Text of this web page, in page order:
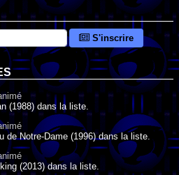
S'inscrire
(1988) dans la liste.
Notre-Dame (1996) dans la liste.
(2013) dans la liste.